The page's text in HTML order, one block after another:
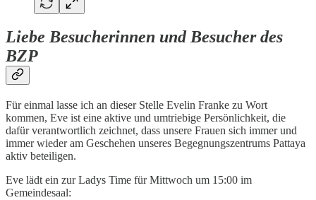
Liebe Besucherinnen und Besucher des
BZP
Für einmal lasse ich an dieser Stelle Evelin Franke zu Wort
kommen, Eve ist eine aktive und umtriebige Persönlichkeit, die
dafür verantwortlich zeichnet, dass unsere Frauen sich immer und
immer wieder am Geschehen unseres Begegnungszentrums Pattaya
aktiv beteiligen.
Eve lädt ein zur Ladys Time für Mittwoch um 15:00 im
Gemeindesaal: